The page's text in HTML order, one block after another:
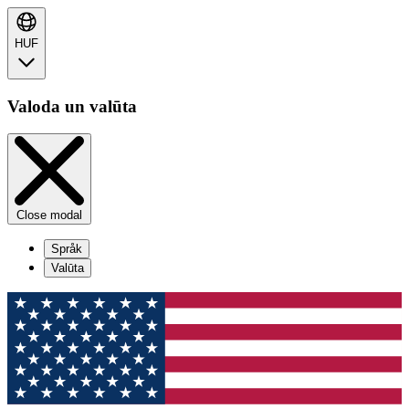
HUF
Valoda un valūta
Close modal
Språk
Valūta